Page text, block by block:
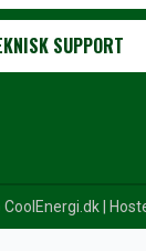
SUPPORT
|